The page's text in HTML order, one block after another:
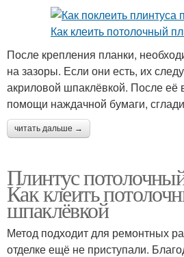
После крепления планки,
на зазоры. Если они есть, их
акриловой шпаклёвкой. После её
помощи наждачной бумаги,
читать дальше →
Плинтус
Как клеить
шпаклёвкой
Метод подходит для ремонтных
отделке ещё не приступали.